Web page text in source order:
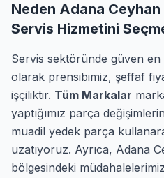
Neden Adana Ceyhan
Servis Hizmetini
Servis sektöründe güven
olarak prensibimiz, şeffaf
işçiliktir. Tüm Markalar
yaptığımız parça
muadil yedek parça
uzatıyoruz. Ayrıca, Adana
bölgesindeki